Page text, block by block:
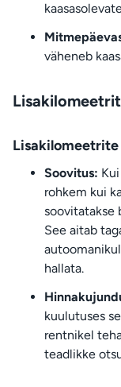
väheneb
Soovitus:
rohkem kui
soovitatakse
See aitab
hallata.
kuulutuses
rentnikel
teadlikke